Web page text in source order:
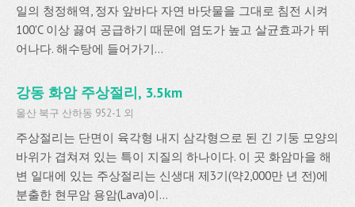
일의 청정해역, 정자 앞바다 자연 바닷물을 그대로 침전 시켜
100'C 이상 끓여 공급하기 때문에 염도가 높고 살균효과가 뛰
어나다. 해수탕에 들어가기...
강동 화암 주상절리, 3.5km
울산 북구 산하동 952-1 외
주상절리는 단면이 육각형 내지 삼각형으로 된 긴 기둥 모양의
바위가 겹쳐져 있는 특이 지질의 하나이다. 이 곳 화암마을 해
변 일대에 있는 주상절리는 신생대 제3기(약2,000만 년 전)에
분출한 현무암 용암(Lava)이...